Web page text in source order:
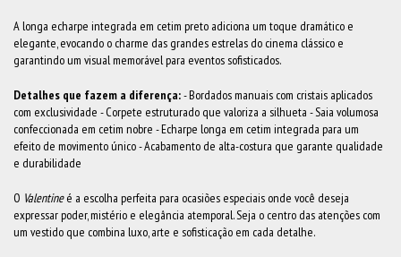
A longa echarpe integrada em cetim preto adiciona um toque dramático e
elegante, evocando o charme das grandes estrelas do cinema clássico e
garantindo um visual memorável para eventos sofisticados.
Detalhes que fazem a diferença:- Bordados manuais com cristais aplicados
com exclusividade - Corpete estruturado que valoriza a silhueta - Saia volumosa
confeccionada em cetim nobre - Echarpe longa em cetim integrada para um
efeito de movimento único - Acabamento de alta-costura que garante qualidade
e durabilidade
O Valentineé a escolha perfeita para ocasiões especiais onde você deseja
expressar poder, mistério e elegância atemporal. Seja o centro das atenções com
um vestido que combina luxo, arte e sofisticação em cada detalhe.